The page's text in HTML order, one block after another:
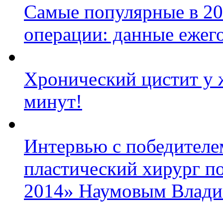
Самые популярные в
операции: данные
Хронический цистит
минут!
Интервью с
пластический хирург
2014» Наумовым